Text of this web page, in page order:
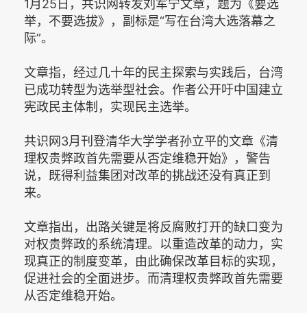
1月25日，共识网转发刘军宁文章，题为《要选
举，不要选拔》，副标是“写在台湾大选落幕之
际”。
文章指，经过几十年的民主探索与实践后，台湾
已成功转型为选举型社会。作者公开吁中国建立
宪政民主体制，实现民主选举。
共识网3月刊登清华大学学者孙立平的文章《清
理权贵弊政首先需要从否定维稳开始》，警告
说，既得利益集团对改革的挑战还没有真正到
来。
文章指出，出路关键是将反腐败打开的缺口变为
对权贵弊政的系统清理。以重造改革的动力，实
现真正的制度变革，由此确保改革目标的实现，
促进社会的全面进步。而清理权贵弊政首先需要
从否定维稳开始。